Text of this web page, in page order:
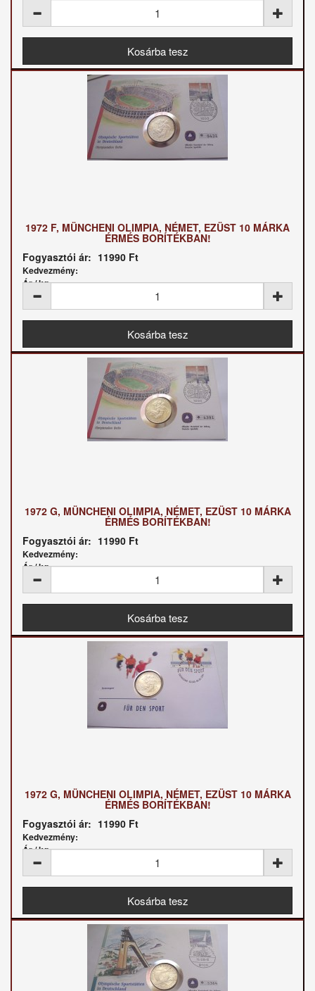
1972 F, MÜNCHENI OLIMPIA, NÉMET, EZÜST 10 MÁRKA
ÉRMÉS BORÍTÉKBAN!
Fogyasztói ár: 11990 Ft
Kedvezmény:
Ár / kg:
1972 G, MÜNCHENI OLIMPIA, NÉMET, EZÜST 10 MÁRKA
ÉRMÉS BORÍTÉKBAN!
Fogyasztói ár: 11990 Ft
Kedvezmény:
Ár / kg:
1972 G, MÜNCHENI OLIMPIA, NÉMET, EZÜST 10 MÁRKA
ÉRMÉS BORÍTÉKBAN!
Fogyasztói ár: 11990 Ft
Kedvezmény:
Ár / kg: